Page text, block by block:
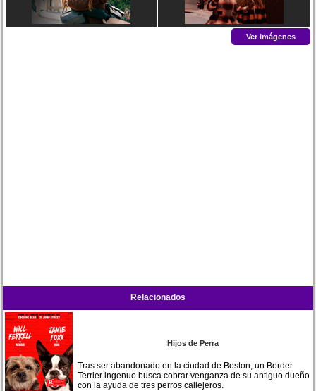
Ver Imágenes
Relacionados
Hijos de Perra
Tras ser abandonado en la ciudad de Boston, un Border
Terrier ingenuo busca cobrar venganza de su antiguo dueño
con la ayuda de tres perros callejeros.